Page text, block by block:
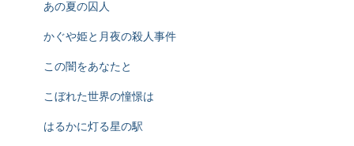
あの夏の囚人
かぐや姫と月夜の殺人事件
この闇をあなたと
こぼれた世界の憧憬は
はるかに灯る星の駅